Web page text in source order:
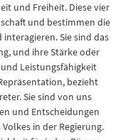
und Freiheit. Diese vier
und bestimmen die
Sie sind das
und ihre Stärke oder
Leistungsfähigkeit
bezieht
Sie sind von uns
und Entscheidungen
in der Regierung.